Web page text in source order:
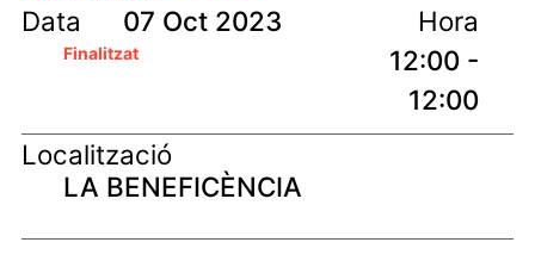
Data 07 Oct 2023
Finalitzat
Hora
12:00 -
12:00
Localització
LA BENEFICÈNCIA